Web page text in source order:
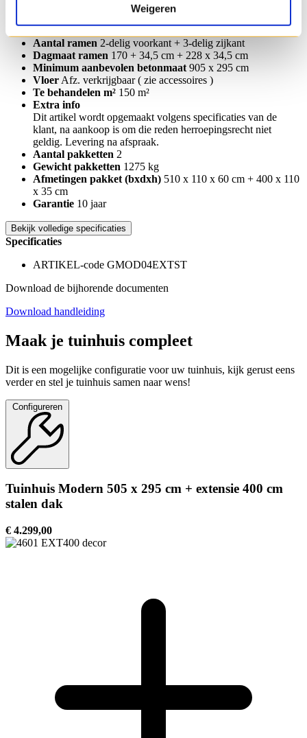
Weigeren
143 x 188 cm
Aantal ramen 2-delig voorkant + 3-delig zijkant
Dagmaat ramen 170 + 34,5 cm + 228 x 34,5 cm
Minimum aanbevolen betonmaat 905 x 295 cm
Vloer Afz. verkrijgbaar ( zie accessoires )
Te behandelen m² 150 m²
Extra info
Dit artikel wordt opgemaakt volgens specificaties van de
klant, na aankoop is om die reden herroepingsrecht niet
geldig. Levering na afspraak.
Aantal pakketten 2
Gewicht pakketten 1275 kg
Afmetingen pakket (bxdxh) 510 x 110 x 60 cm + 400 x 110
x 35 cm
Garantie 10 jaar
Bekijk volledige specificaties
Specificaties
ARTIKEL-code GMOD04EXTST
Download de bijhorende documenten
Download handleiding
Maak je tuinhuis compleet
Dit is een mogelijke configuratie voor uw tuinhuis, kijk gerust eens
verder en stel je tuinhuis samen naar wens!
Configureren
Tuinhuis Modern 505 x 295 cm + extensie 400 cm
stalen dak
€ 4.299,00